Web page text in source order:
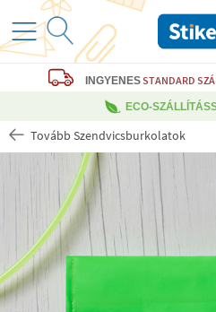
INGYENESSTANDARD
ECO-
Tovább Szendvicsburkolatok